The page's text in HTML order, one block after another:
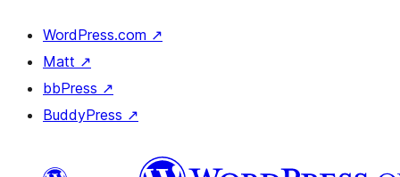
WordPress.com ↗
Matt ↗
bbPress ↗
BuddyPress ↗